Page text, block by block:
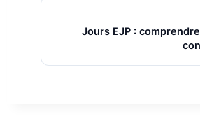
Jours EJP :